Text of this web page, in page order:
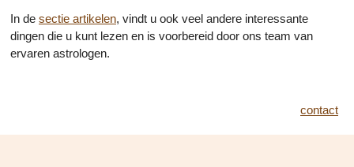
In de sectie artikelen, vindt u ook veel andere interessante
dingen die u kunt lezen en is voorbereid door ons team van
ervaren astrologen.
contact